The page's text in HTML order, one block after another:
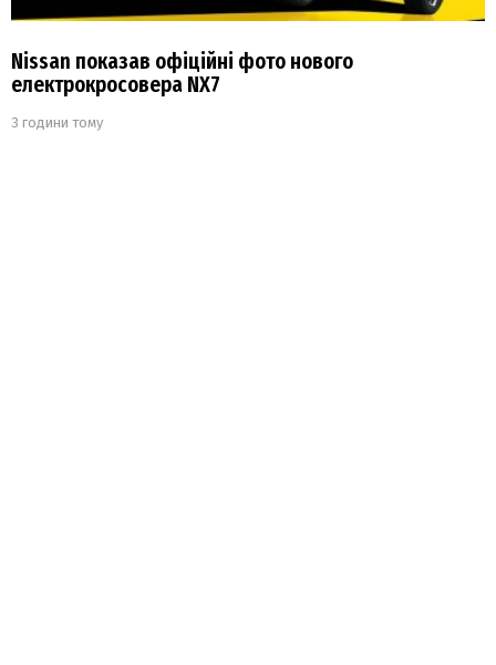
Nissan показав офіційні фото нового
електрокросовера NX7
3 години тому